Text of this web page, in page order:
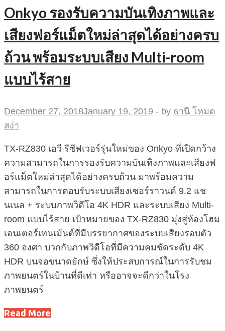
Onkyo รองรับความบันเทิงภาพและ
เสียงฟอร์แม็ตใหม่ล่าสุดได้อย่างครบ
ถ้วน พร้อมระบบเสียง Multi-room
แบบไร้สาย
December 27, 2018January 19, 2019 - by ธานี โหมด
สง่า
TX-RZ830 เอวี รีซีฟเวอร์รุ่นใหม่ของ Onkyo ที่เปิดกว้าง
ความสามารถในการรองรับความบันเทิงภาพและเสียงฟ
อร์แม็ตใหม่ล่าสุดได้อย่างครบถ้วน มาพร้อมความ
สามารถในการตอบรับระบบเสียงเซอร์ราวนด์ 9.2 แช
นเนล + ระบบภาพวิดีโอ 4K HDR และระบบเสียง Multi-
room แบบไร้สาย เป้าหมายของ TX-RZ830 มุ่งสู่ห้องโฮม
เอนเตอร์เทนเม้นต์ที่มีบรรยากาศของระบบเสียงรอบตัว
360 องศา บวกกับภาพวิดีโอที่มีความคมชัดระดับ 4K
HDR บนจอขนาดยักษ์ ซึ่งให้ประสบการณ์ในการรับชม
ภาพยนตร์ในบ้านที่ดีเท่า หรืออาจจะดีกว่าในโรง
ภาพยนตร์
Read More